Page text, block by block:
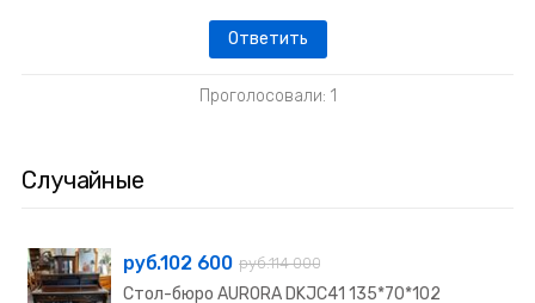
Проголосовали: 1
Случайные
руб.102 600 руб.114 000
Стол-бюро AURORA DKJC41 135*70*102